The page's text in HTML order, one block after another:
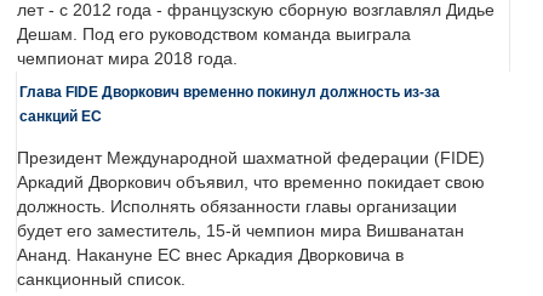
лет - с 2012 года - французскую сборную возглавлял Дидье
Дешам. Под его руководством команда выиграла
чемпионат мира 2018 года.
Глава FIDE Дворкович временно покинул должность из-за
санкций ЕС
Президент Международной шахматной федерации (FIDE)
Аркадий Дворкович объявил, что временно покидает свою
должность. Исполнять обязанности главы организации
будет его заместитель, 15-й чемпион мира Вишванатан
Ананд. Накануне ЕС внес Аркадия Дворковича в
санкционный список.